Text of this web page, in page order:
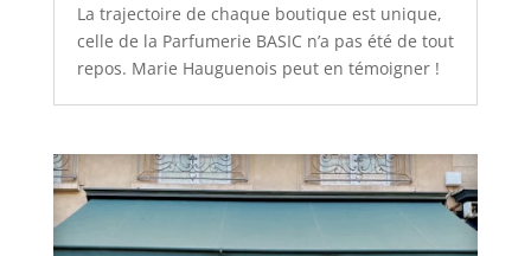
La trajectoire de chaque boutique est unique,
celle de la Parfumerie BASIC n’a pas été de tout
repos. Marie Hauguenois peut en témoigner !